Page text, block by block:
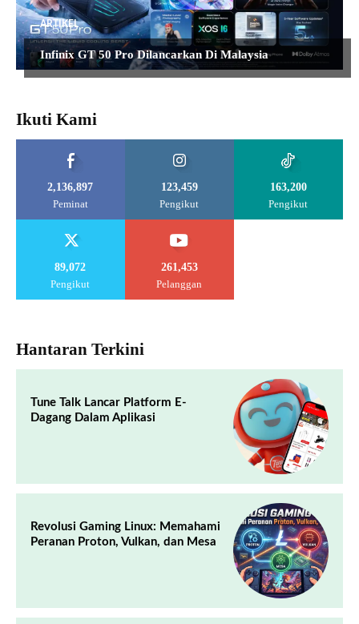
ARTIKEL
Infinix GT 50 Pro Dilancarkan Di Malaysia
Ikuti Kami
2,136,897
Peminat
123,459
Pengikut
163,200
Pengikut
89,072
Pengikut
261,453
Pelanggan
Hantaran Terkini
Tune Talk Lancar Platform E-
Dagang Dalam Aplikasi
Revolusi Gaming Linux: Memahami
Peranan Proton, Vulkan, dan Mesa